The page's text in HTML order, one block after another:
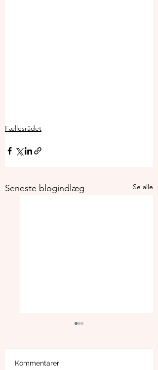
Fællesrådet
Seneste blogindlæg Se alle
Kommentarer